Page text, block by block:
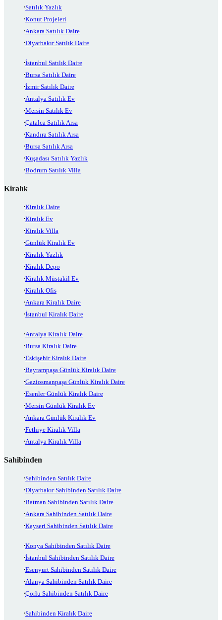
Satılık Yazlık
Konut Projeleri
Ankara Satılık Daire
Diyarbakır Satılık Daire
İstanbul Satılık Daire
Bursa Satılık Daire
İzmir Satılık Daire
Antalya Satılık Ev
Mersin Satılık Ev
Çatalca Satılık Arsa
Kandıra Satılık Arsa
Bursa Satılık Arsa
Kuşadası Satılık Yazlık
Bodrum Satılık Villa
Kiralık
Kiralık Daire
Kiralık Ev
Kiralık Villa
Günlük Kiralık Ev
Kiralık Yazlık
Kiralık Depo
Kiralık Müstakil Ev
Kiralık Ofis
Ankara Kiralık Daire
İstanbul Kiralık Daire
Antalya Kiralık Daire
Bursa Kiralık Daire
Eskişehir Kiralık Daire
Bayrampaşa Günlük Kiralık Daire
Gaziosmanpaşa Günlük Kiralık Daire
Esenler Günlük Kiralık Daire
Mersin Günlük Kiralık Ev
Ankara Günlük Kiralık Ev
Fethiye Kiralık Villa
Antalya Kiralık Villa
Sahibinden
Sahibinden Satılık Daire
Diyarbakır Sahibinden Satılık Daire
Batman Sahibinden Satılık Daire
Ankara Sahibinden Satılık Daire
Kayseri Sahibinden Satılık Daire
Konya Sahibinden Satılık Daire
İstanbul Sahibinden Satılık Daire
Esenyurt Sahibinden Satılık Daire
Alanya Sahibinden Satılık Daire
Çorlu Sahibinden Satılık Daire
Sahibinden Kiralık Daire